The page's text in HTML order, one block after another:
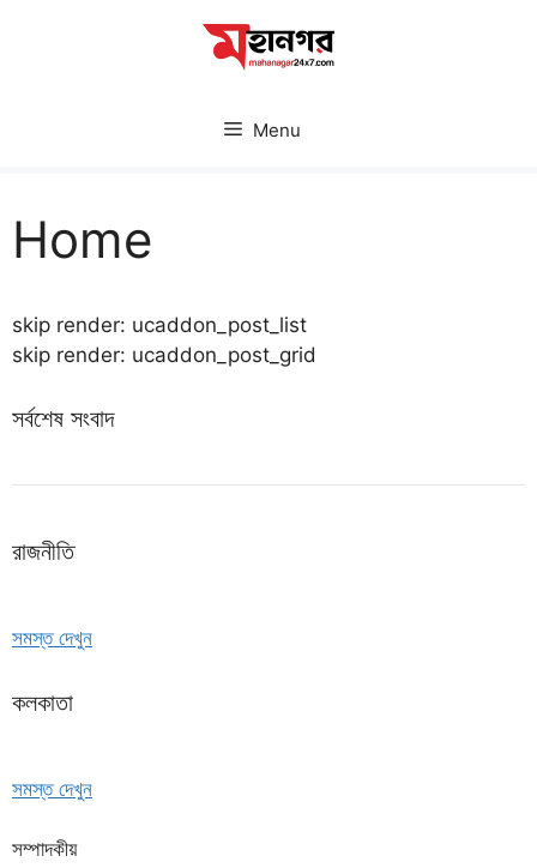
Menu
Home
skip render: ucaddon_post_list
skip render: ucaddon_post_grid
সর্বশেষ সংবাদ
রাজনীতি
সমস্ত দেখুন
কলকাতা
সমস্ত দেখুন
সম্পাদকীয়